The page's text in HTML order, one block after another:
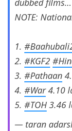
dubbed films…
NOTE:
1.
2. #KGF2
3. #Pathaan
4. #War4.10
5. #TOH3.46
— taran